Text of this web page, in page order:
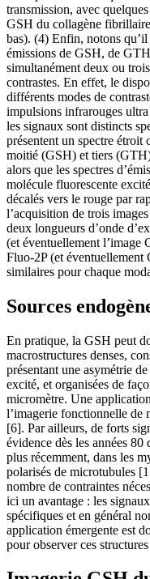
transmission, avec
GSH du collagène
bas). (4) Enfin, notons qu’il
émissions de GSH, de
simultanément deux ou
contrastes. En effet, le
différents modes de
impulsions infrarouges
les signaux sont distincts
présentent un spectre étroit
moitié (GSH) et tiers
alors que les spectres
molécule fluorescente
décalés vers le rouge par
l’acquisition de trois
deux longueurs d’onde
(et éventuellement l’image
Fluo-2P (et éventuellement
similaires pour chaque
Sources
En pratique, la GSH peut
macrostructures denses,
présentant une asymétrie
excité, et organisées de
micromètre. Une
l’imagerie fonctionnelle de
[6]. Par ailleurs, de forts
évidence dès les années
plus récemment, dans les
polarisés de microtubules
nombre de contraintes
ici un avantage : les
spécifiques et en général
application émergente est
pour observer ces